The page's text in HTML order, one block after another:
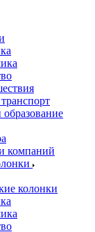
компаний
колонки